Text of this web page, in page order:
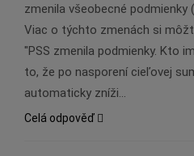
zmenila všeobecné podmienky
Viac o týchto zmenách si
"PSS zmenila podmienky. Kto
to, že po nasporení cieľovej
automaticky zníži…
Celá odpověď